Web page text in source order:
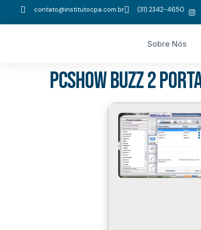
contato@institutocpa.com.br (31) 2342-4650
Sobre Nós
PCShow Buzz 2